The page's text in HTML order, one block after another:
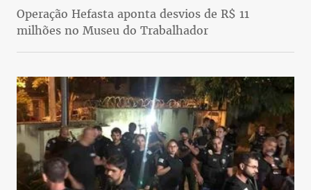
Operação Hefasta aponta desvios de R$ 11
milhões no Museu do Trabalhador